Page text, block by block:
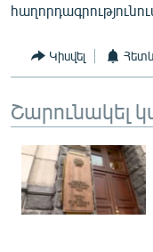
Կիսվել
Շարունակել